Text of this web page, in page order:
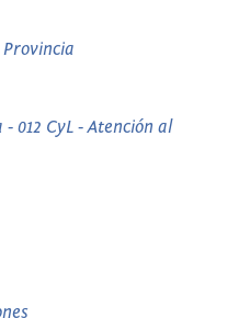
012 CyL - Atención al